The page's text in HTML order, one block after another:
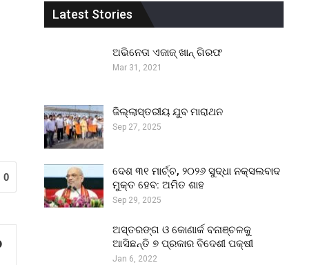
0
Latest Stories
ଅଭିନେତା ଏଜାଜ୍ ଖାନ୍ ଗିରଫ
Mar 31, 2021
ଜିଲ୍ଲାସ୍ତରୀୟ ଯୁବ ମାରାଥନ
Sep 27, 2025
ଦେଶ ୩୧ ମାର୍ଚ୍ଚ, ୨୦୨୬ ସୁଦ୍ଧା ନକ୍ସଲବାଦ
ମୁକ୍ତ ହେବ: ଅମିତ ଶାହ
Sep 29, 2025
ଅସ୍ତରଙ୍ଗ ଓ କୋଣାର୍କ ବନାଞ୍ଚଳକୁ
ଆସିଛନ୍ତି ୭ ପ୍ରକାର ବିଦେଶୀ ପକ୍ଷୀ
Jan 6, 2022